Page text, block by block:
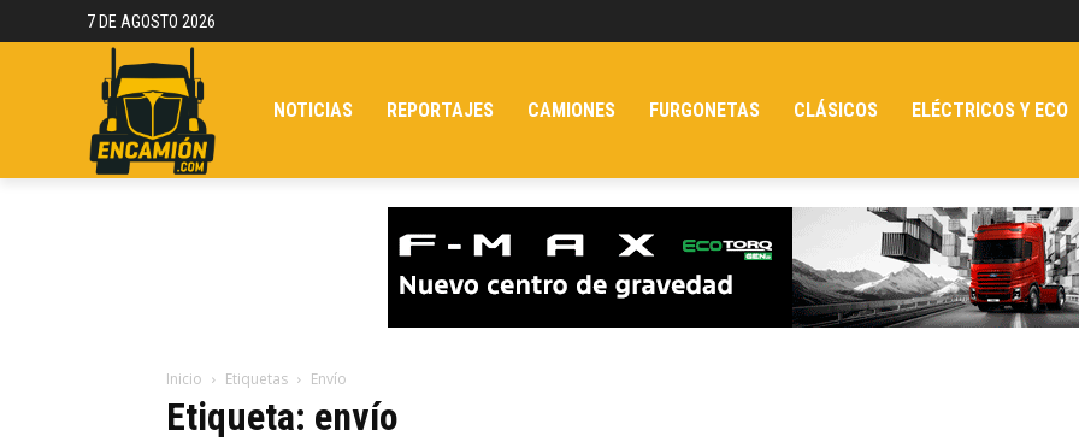
7 DE AGOSTO 2026
NOTICIAS REPORTAJES CAMIONES FURGONETAS CLÁSICOS ELÉCTRICOS Y ECO
Inicio Etiquetas Envío
Etiqueta: envío